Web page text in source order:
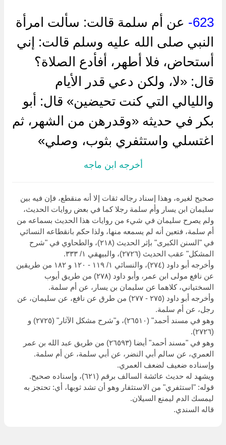
623-
عن أم سلمة قالت: سألت امرأة
النبي صلى الله عليه وسلم قالت: إني
أستحاض، فلا أطهر، أفأدع الصلاة؟
قال: «لا، ولكن دعي قدر الأيام
والليالي التي كنت تحيضين» قال: أبو
بكر في حديثه «وقدرهن من الشهر، ثم
اغتسلي واستثفري بثوب، وصلي»
أخرجه ابن ماجه
صحيح لغيره، وهذا إسناد رجاله ثقات إلا أنه منقطع، فإن فيه بين
سليمان ابن يسار وأم سلمة رجلا كما في بعض روايات الحديث،
ولم يصرح سليمان في شيء من روايات هذا الحديث بسماعه من
أم سلمة، فتعين أنه لم يسمعه منها، ولذا حكم بانقطاعه النسائي
في "السنن الكبرى" بإثر الحديث (٢١٨)، والطحاوي في "شرح
المشكل" عقب الحديث (٢٧٢٦)، والبيهقي ١/ ٣٣٣.
وأخرجه أبو داود (٢٧٤)، والنسائي ١/ ١١٩ - ١٢٠ و ١٨٢ من طريقين
عن نافع مولى ابن عمر، وأبو داود (٢٧٨) من طريق أيوب
السختياني، كلاهما عن سليمان بن يسار، عن أم سلمة.
وأخرجه أبو داود (٢٧٥ - ٢٧٧) من طرق عن نافع، عن سليمان، عن
رجل، عن أم سلمة.
وهو في مسند أحمد" (٢٦٥١٠)، و"شرح مشكل الآثار" (٢٧٢٥) و
(٢٧٢٦).
وهو في "مسند أحمد" أيضا (٢٦٥٩٣) من طريق عبد الله بن عمر
العمري، عن سالم أبي النضر، عن أبي سلمة، عن أم سلمة.
وإسناده ضعيف لضعف العمري.
ويشهد له حديث عائشة السالف برقم (٦٢١)، وإسناده صحيح.
قوله: "استثفري" من الاستثفار وهو أن تشد ثوبها، أي: تحتجز به
ليمسك الدم ليمنع السيلان.
قاله السندي.